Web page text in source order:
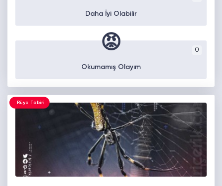
Daha İyi Olabilir
0
😡
Okumamış Olayım
Rüya Tabiri